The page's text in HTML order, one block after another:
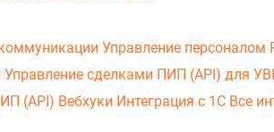
Управление персоналом
Управление сделками ПИП (API) для
(API) Вебхуки Интеграция с 1С Все